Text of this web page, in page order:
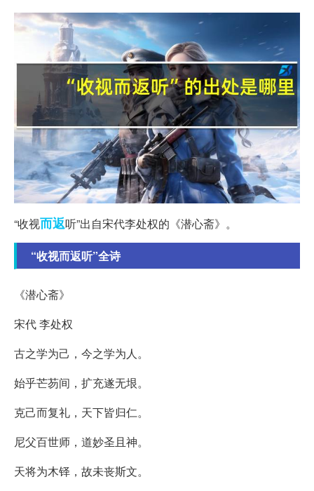
“收视而返听”出自宋代李处权的《潜心斋》。
“收视而返听”全诗
《潜心斋》
宋代 李处权
古之学为己，今之学为人。
始乎芒芴间，扩充遂无垠。
克己而复礼，天下皆归仁。
尼父百世师，道妙圣且神。
天将为木铎，故未丧斯文。